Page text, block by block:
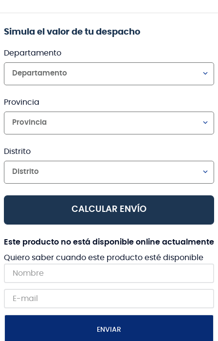
Simula el valor de tu despacho
Departamento
Departamento
Provincia
Provincia
Distrito
Distrito
CALCULAR ENVÍO
Este producto no está disponible online actualmente
Quiero saber cuando este producto esté disponible
ENVIAR